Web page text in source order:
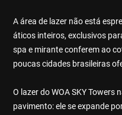
A área de lazer não está
áticos inteiros, exclusivos
spa e mirante conferem ao
poucas cidades brasileiras
O lazer do WOA SKY
pavimento: ele se expande